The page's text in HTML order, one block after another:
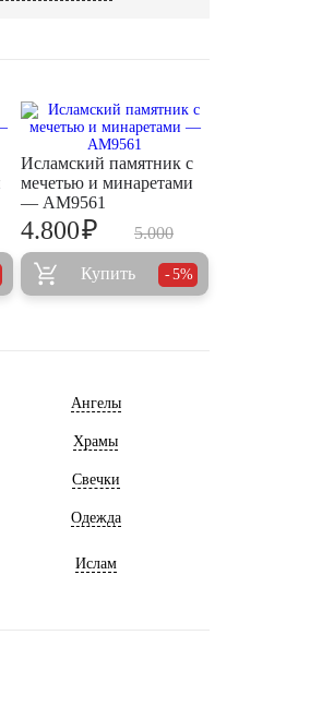
Исламский памятник с
мечетью и минаретами
— AM9561
5.000
4.800₽
Купить 5%
Ангелы
Храмы
Свечки
Одежда
Ислам